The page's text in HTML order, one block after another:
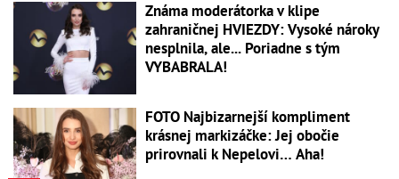
Známa moderátorka v klipe
zahraničnej HVIEZDY: Vysoké nároky
nesplnila, ale... Poriadne s tým
VYBABRALA!
FOTO Najbizarnejší kompliment
krásnej markizáčke: Jej obočie
prirovnali k Nepelovi… Aha!